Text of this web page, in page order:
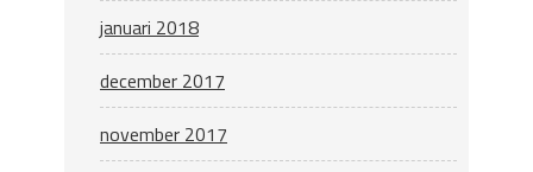
januari 2018
december 2017
november 2017